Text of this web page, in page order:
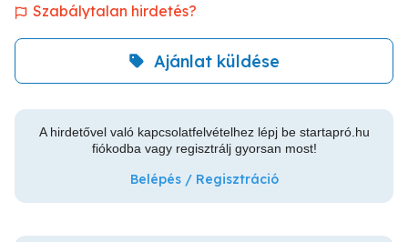
Szabálytalan hirdetés?
Ajánlat küldése
A hirdetővel való kapcsolatfelvételhez lépj be startapró.hu
fiókodba vagy regisztrálj gyorsan most!
Belépés / Regisztráció